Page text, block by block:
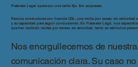
Flatwater Legal opera con una tarifa fija. Sin sorpresas.
Para los conductores con licencia CDL, una multa por exceso de velocidad
y su capacidad para seguir conduciendo. En Flatwater Legal, nos
que han recibido multas por exceso de velocidad, tanto en vehículos
Nos enorgullecemos de
comunicación clara. Su caso